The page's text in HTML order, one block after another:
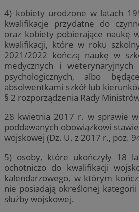
4) kobiety urodzone w latach
kwalifikacje przydatne do
oraz kobiety pobierające naukę
kwalifikacji, które w roku
2021/2022 kończą naukę w
medycznych i
psychologicznych, albo
absolwentkami szkół lub
§ 2 rozporządzenia Rady
28 kwietnia 2017 r. w sprawie
poddawanych obowiązkowi
wojskowej (Dz. U. z 2017 r., poz.
5) osoby, które ukończyły 18
ochotniczo do kwalifikacji
kalendarzowego, w którym
nie posiadają określonej
służby wojskowej.